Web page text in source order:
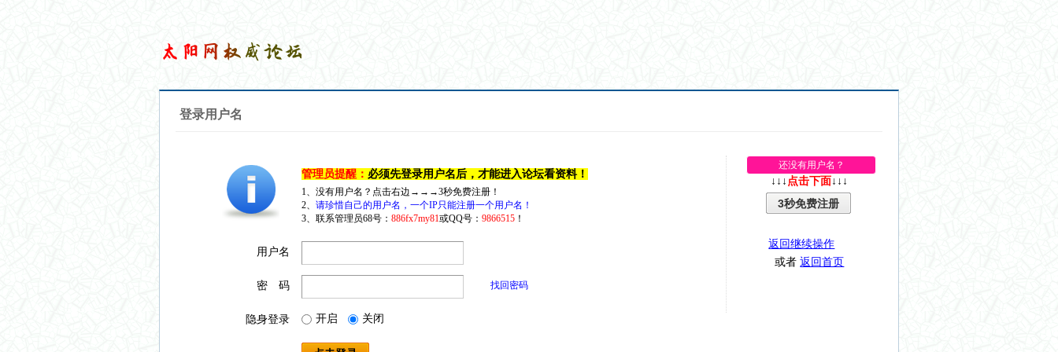
登录用户名
管理员提醒： 必须先登录用户名后，才能进入论坛看资料！
1、没有用户名？点击右边→→→3秒免费注册！
2、 请珍惜自己的用户名，一个IP只能注册一个用户名！
3、联系管理员68号： 886fx7my81或QQ号： 9866515！
用户名
密 码 找回密码
隐身登录 开启 关闭
还没有用户名？
↓↓↓ 点击下面 ↓↓↓
3秒免费注册
返回继续操作
或者返回首页